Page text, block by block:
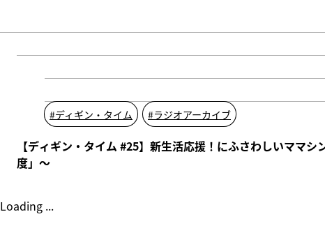
#ディギン・タイム #ラジオアーカイブ
【ディギン・タイム #25】新生活応援！にふさわしいマ
度」〜
Loading ...